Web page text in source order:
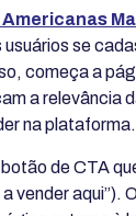
Americanas
se
começa a
a relevância
na plataforma.
de CTA
vender aqui”).